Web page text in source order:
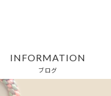
INFORMATION
ブログ